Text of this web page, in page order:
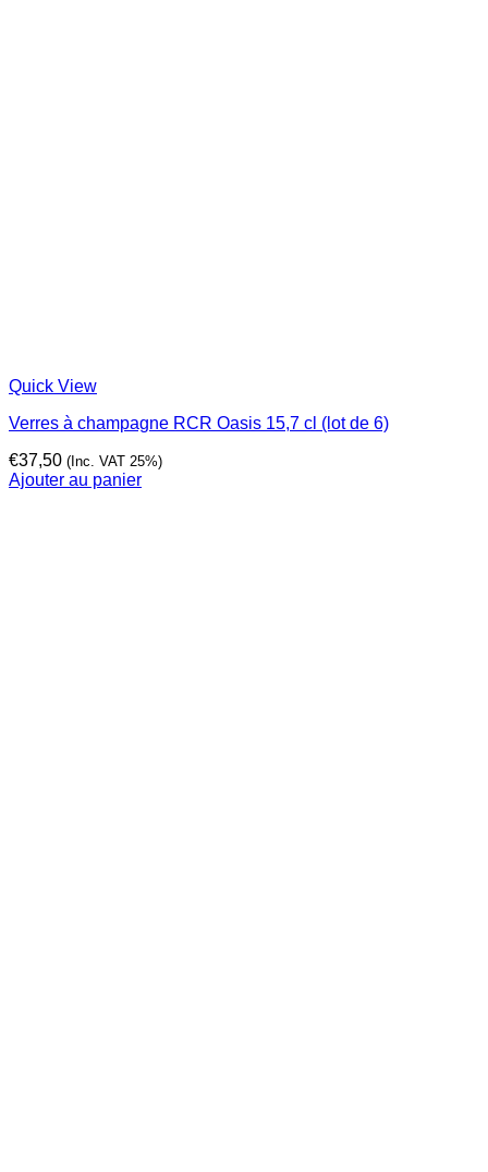
Quick View
Verres à champagne RCR Oasis 15,7 cl (lot de 6)
€37,50 (Inc. VAT 25%)
Ajouter au panier